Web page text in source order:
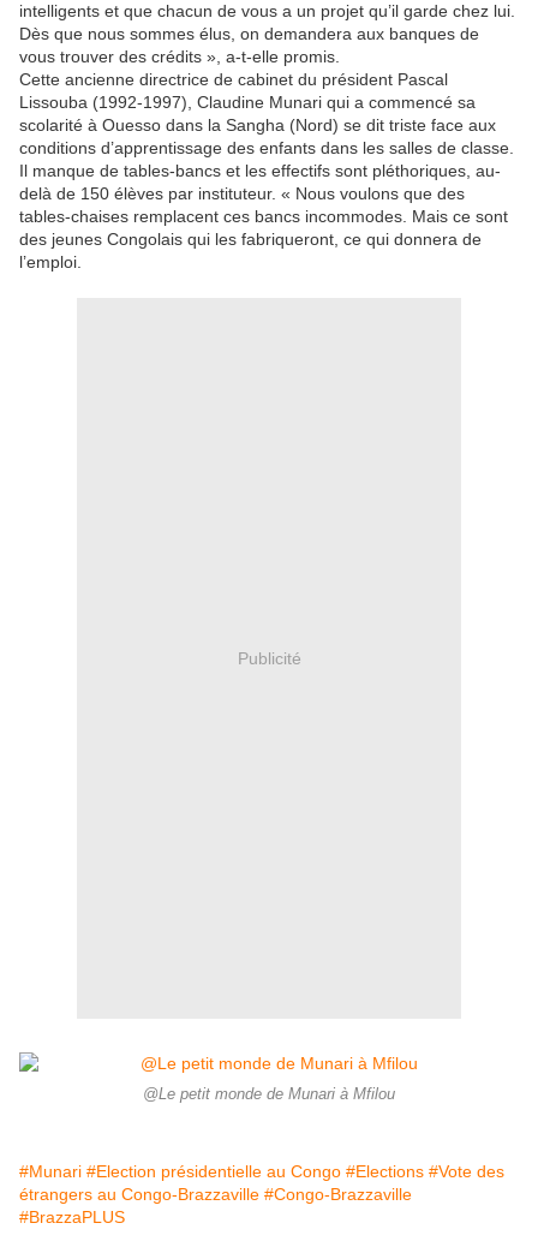
intelligents et que chacun de vous a un projet qu’il garde chez lui.
Dès que nous sommes élus, on demandera aux banques de
vous trouver des crédits », a-t-elle promis.
Cette ancienne directrice de cabinet du président Pascal
Lissouba (1992-1997), Claudine Munari qui a commencé sa
scolarité à Ouesso dans la Sangha (Nord) se dit triste face aux
conditions d’apprentissage des enfants dans les salles de classe.
Il manque de tables-bancs et les effectifs sont pléthoriques, au-
delà de 150 élèves par instituteur. « Nous voulons que des
tables-chaises remplacent ces bancs incommodes. Mais ce sont
des jeunes Congolais qui les fabriqueront, ce qui donnera de
l’emploi.
Publicité
@Le petit monde de Munari à Mfilou
#Munari #Election présidentielle au Congo #Elections #Vote des
étrangers au Congo-Brazzaville #Congo-Brazzaville
#BrazzaPLUS